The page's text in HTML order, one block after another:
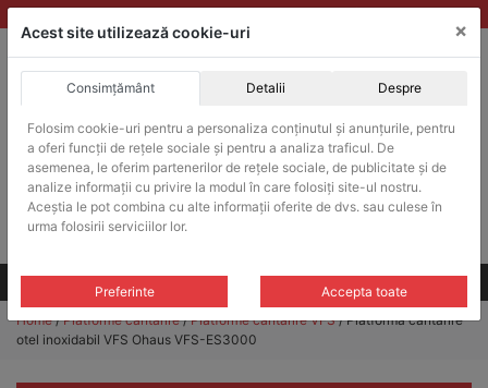
Skip
to
ACHIZITII PUBLICE
Produsele pot fi achizitionate si in sistemul SEAP / SICAP
Products
search
CAUTARE
Toate produsele
Home/Platforme cantarire/Platforme cantarire VFS/ Platforma cantarire
otel inoxidabil VFS Ohaus VFS-ES3000
Acest site utilizează cookie-uri ×
Consimțământ Detalii Despre
Folosim cookie-uri pentru a personaliza conținutul și anunțurile, pentru
a oferi funcții de rețele sociale și pentru a analiza traficul. De
asemenea, le oferim partenerilor de rețele sociale, de publicitate și de
analize informații cu privire la modul în care folosiți site-ul nostru.
Aceștia le pot combina cu alte informații oferite de dvs. sau culese în
urma folosirii serviciilor lor.
Preferinte Accepta toate